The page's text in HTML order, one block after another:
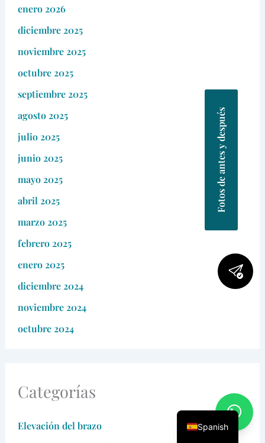
enero 2026
diciembre 2025
noviembre 2025
octubre 2025
septiembre 2025
agosto 2025
julio 2025
junio 2025
mayo 2025
abril 2025
marzo 2025
febrero 2025
enero 2025
diciembre 2024
noviembre 2024
octubre 2024
Categorías
Elevación del brazo
Fotos de antes y después
Spanish